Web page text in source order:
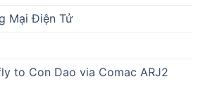
Mại Điện Tử
to Con Dao via Comac ARJ2